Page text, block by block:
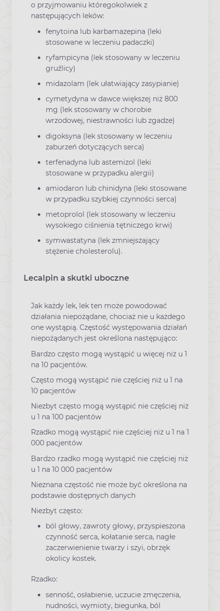
o przyjmowaniu któregokolwiek z
następujących leków:
fenytoina lub karbamazepina (leki
stosowane w leczeniu padaczki)
ryfampicyna (lek stosowany w leczeniu
gruźlicy)
midazolam (lek ułatwiający zasypianie)
cymetydyna w dawce większej niż 800
mg (lek stosowany w chorobie
wrzodowej, niestrawności lub zgadze)
digoksyna (lek stosowany w leczeniu
zaburzeń dotyczących serca)
terfenadyna lub astemizol (leki
stosowane w przypadku alergii)
amiodaron lub chinidyna (leki stosowane
w przypadku szybkiej czynności serca)
metoprolol (lek stosowany w leczeniu
wysokiego ciśnienia tętniczego krwi)
symwastatyna (lek zmniejszający
stężenie cholesterolu).
Lecalpin a skutki uboczne
Jak każdy lek, lek ten może powodować
działania niepożądane, chociaż nie u każdego
one wystąpią. Częstość występowania działań
niepożądanych jest określona następująco:
Bardzo często mogą wystąpić u więcej niż u 1
na 10 pacjentów.
Często mogą wystąpić nie częściej niż u 1 na
10 pacjentów
Niezbyt często mogą wystąpić nie częściej niż
u 1 na 100 pacjentów
Rzadko mogą wystąpić nie częściej niż u 1 na 1
000 pacjentów
Bardzo rzadko mogą wystąpić nie częściej niż
u 1 na 10 000 pacjentów
Nieznana częstość nie może być określona na
podstawie dostępnych danych
Niezbyt często:
ból głowy, zawroty głowy, przyspieszona
czynność serca, kołatanie serca, nagłe
zaczerwienienie twarzy i szyi, obrzęk
okolicy kostek.
Rzadko:
senność, osłabienie, uczucie zmęczenia,
nudności, wymioty, biegunka, ból